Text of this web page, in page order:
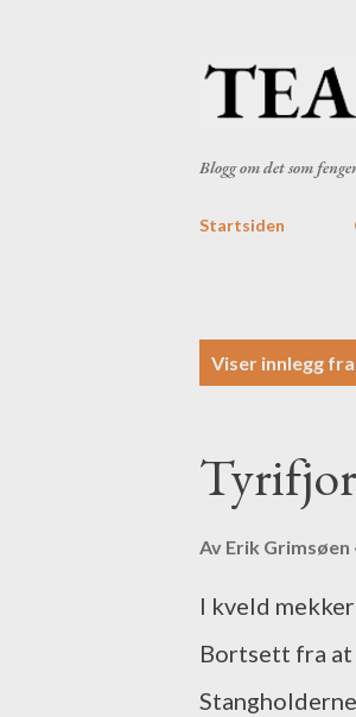
Blogg om det som
Startsiden
Viser innlegg
Av Erik Grimsøen
I kveld
Bortsett fra at